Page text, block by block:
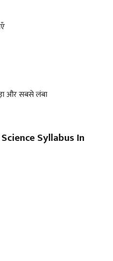
और सबसे लंबा
Syllabus In